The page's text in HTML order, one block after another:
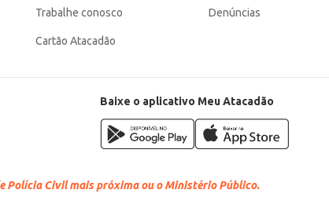
Trabalhe conosco
Cartão Atacadão
Denúncias
Baixe o aplicativo Meu Atacadão
Polícia Civil mais próxima ou o Ministério Público.